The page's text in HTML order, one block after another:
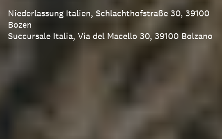
Niederlassung Italien, Schlachthofstraße 30, 39100
Bozen
Succursale Italia, Via del Macello 30, 39100 Bolzano